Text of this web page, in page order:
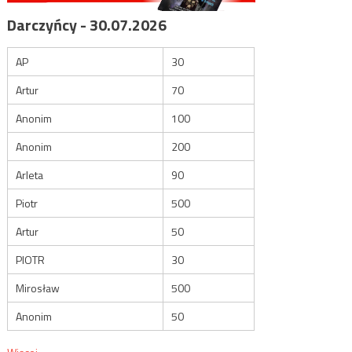
Darczyńcy - 30.07.2026
AP
30
Artur
70
Anonim
100
Anonim
200
Arleta
90
Piotr
500
Artur
50
PIOTR
30
Mirosław
500
Anonim
50